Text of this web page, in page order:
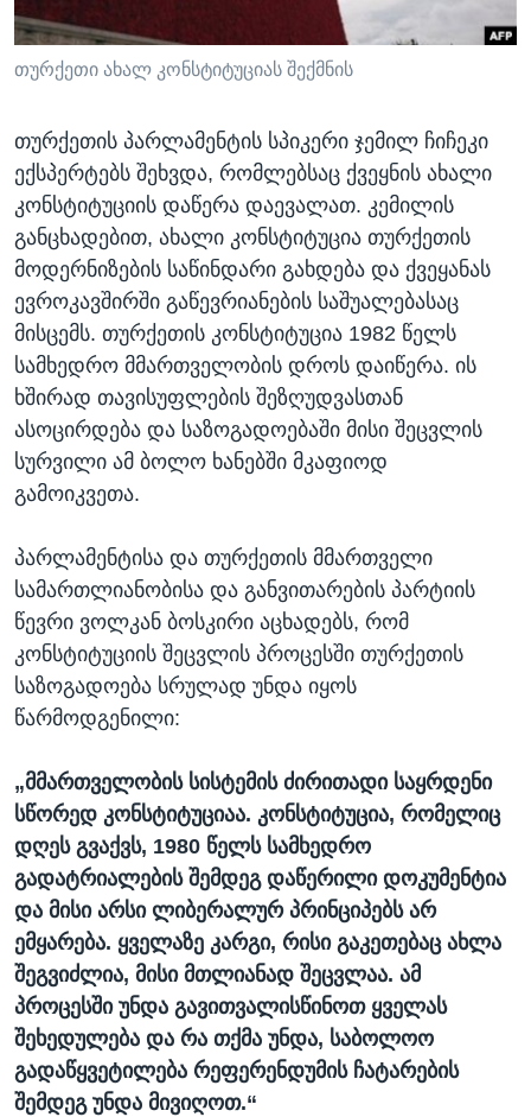
ᲡᲢᲣᲓᲘᲐ ᲕᲐᲨᲘᲜᲒᲢᲝᲜᲘ
ᲔᲙᲝᲜᲝᲛᲘᲙᲐ
ᲯᲐᲜᲛᲠᲗᲔᲚᲝᲑᲐ
ᲘᲜᲢᲔᲠᲕᲘᲣ
ᲙᲣᲚᲢᲣᲠᲐ
ᲒᲐᲚᲘᲚᲔᲝ
ᲓᲔᲖᲘᲜᲤᲝᲠᲛᲐᲪᲘᲐ
Learning English
ენები
თურქეთი ახალ კონსტიტუციას შექმნის
თურქეთის პარლამენტის სპიკერი ჯემილ ჩიჩეკი
ექსპერტებს შეხვდა, რომლებსაც ქვეყნის ახალი
კონსტიტუციის დაწერა დაევალათ. კემილის
განცხადებით, ახალი კონსტიტუცია თურქეთის
მოდერნიზების საწინდარი გახდება და ქვეყანას
ევროკავშირში გაწევრიანების საშუალებასაც
მისცემს. თურქეთის კონსტიტუცია 1982 წელს
სამხედრო მმართველობის დროს დაიწერა. ის
ხშირად თავისუფლების შეზღუდვასთან
ასოცირდება და საზოგადოებაში მისი შეცვლის
სურვილი ამ ბოლო ხანებში მკაფიოდ
გამოიკვეთა.
პარლამენტისა და თურქეთის მმართველი
სამართლიანობისა და განვითარების პარტიის
წევრი ვოლკან ბოსკირი აცხადებს, რომ
კონსტიტუციის შეცვლის პროცესში თურქეთის
საზოგადოება სრულად უნდა იყოს
წარმოდგენილი:
„მმართველობის სისტემის ძირითადი საყრდენი
სწორედ კონსტიტუციაა. კონსტიტუცია, რომელიც
დღეს გვაქვს, 1980 წელს სამხედრო
გადატრიალების შემდეგ დაწერილი დოკუმენტია
და მისი არსი ლიბერალურ პრინციპებს არ
ემყარება. ყველაზე კარგი, რისი გაკეთებაც ახლა
შეგვიძლია, მისი მთლიანად შეცვლაა. ამ
პროცესში უნდა გავითვალისწინოთ ყველას
შეხედულება და რა თქმა უნდა, საბოლოო
გადაწყვეტილება რეფერენდუმის ჩატარების
შემდეგ უნდა მივიღოთ.“